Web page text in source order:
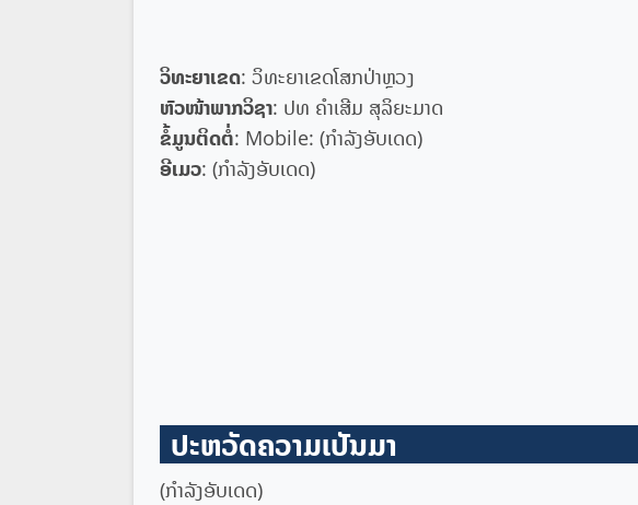
ວິທະຍາເຂດ: ວິທະຍາເຂດໂສກປ່າຫຼວງ
ຫົວໜ້າພາກວິຊາ: ປທ ຄຳເສີມ ສຸລິຍະມາດ
ຂໍ້ມູນຕິດຕໍ່: Mobile: (ກໍາລັງອັບເດດ)
ອີເມວ: (ກໍາລັງອັບເດດ)
ປະຫວັດຄວາມເປັນມາ
(ກໍາລັງອັບເດດ)